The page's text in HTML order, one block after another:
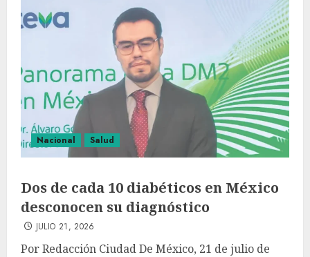
Nacional Salud
Dos de cada 10 diabéticos en México
desconocen su diagnóstico
JULIO 21, 2026
Por Redacción Ciudad De México, 21 de julio de